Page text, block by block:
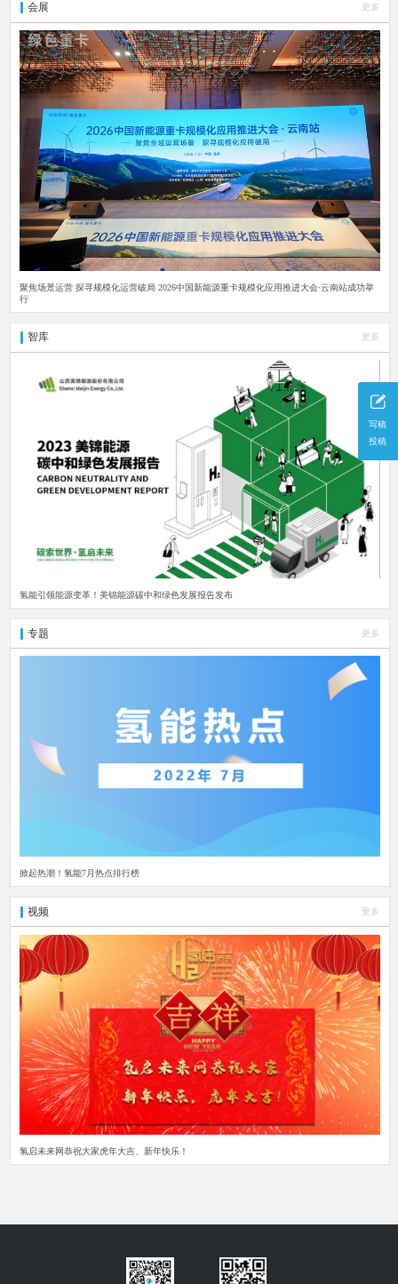
写稿
投稿
会展 更多
聚焦场景运营 探寻规模化运营破局 2026中国新能源重卡规模化应用推进大会·云南站成功举
行
智库 更多
氢能引领能源变革！美锦能源碳中和绿色发展报告发布
专题 更多
掀起热潮！氢能7月热点排行榜
视频 更多
氢启未来网恭祝大家虎年大吉、新年快乐！